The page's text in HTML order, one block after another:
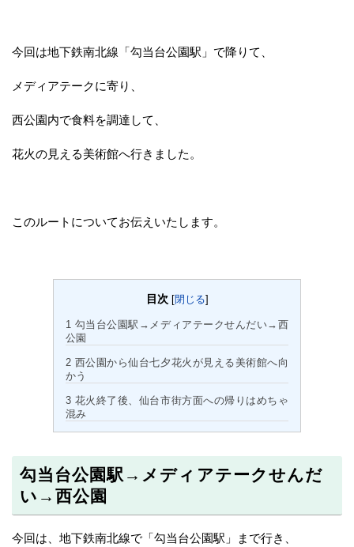
今回は地下鉄南北線「勾当台公園駅」で降りて、
メディアテークに寄り、
西公園内で食料を調達して、
花火の見える美術館へ行きました。
このルートについてお伝えいたします。
目次 [閉じる]
1 勾当台公園駅→メディアテークせんだい→西
公園
2 西公園から仙台七夕花火が見える美術館へ向
かう
3 花火終了後、仙台市街方面への帰りはめちゃ
混み
勾当台公園駅→メディアテークせんだ
い→西公園
今回は、地下鉄南北線で「勾当台公園駅」まで行き、